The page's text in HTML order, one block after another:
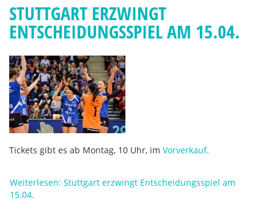
STUTTGART ERZWINGT
ENTSCHEIDUNGSSPIEL AM 15.04.
Tickets gibt es ab Montag, 10 Uhr, im Vorverkauf.
Weiterlesen: Stuttgart erzwingt Entscheidungsspiel am
15.04.